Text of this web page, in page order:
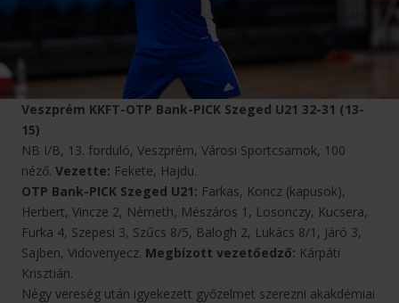
Veszprém KKFT-OTP Bank-PICK Szeged U21 32-31 (13-
15)
NB I/B, 13. forduló, Veszprém, Városi Sportcsarnok, 100
néző. Vezette: Fekete, Hajdu.
OTP Bank-PICK Szeged U21: Farkas, Koncz (kapusok),
Herbert, Vincze 2, Németh, Mészáros 1, Losonczy, Kucsera,
Furka 4, Szepesi 3, Szűcs 8/5, Balogh 2, Lukács 8/1, Járó 3,
Sajben, Vidovenyecz. Megbízott vezetőedző: Kárpáti
Krisztián.
Négy vereség után igyekezett győzelmet szerezni akakdémiai